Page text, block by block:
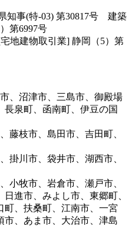
知事(特-03) 第30817号 建築
第6997号
地建物取引業] 静岡（5）第
、沼津市、三島市、御殿場
泉町、函南町、伊豆の国
藤枝市、島田市、吉田町、
掛川市、袋井市、湖西市、
小牧市、岩倉市、瀬戸市、
進市、みよし市、東郷町、
町、扶桑町、江南市、一宮
市、あま市、大治市、津島